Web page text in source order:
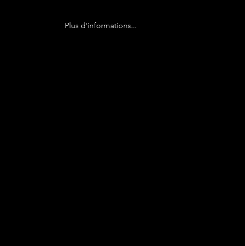
Plus d'informations...